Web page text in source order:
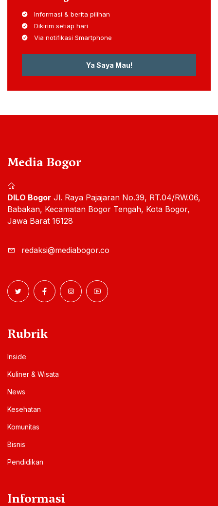
Informasi & berita pilihan
Dikirim setiap hari
Via notifikasi Smartphone
Ya Saya Mau!
Media Bogor
DILO Bogor Jl. Raya Pajajaran No.39, RT.04/RW.06,
Babakan, Kecamatan Bogor Tengah, Kota Bogor,
Jawa Barat 16128
redaksi@mediabogor.co
Rubrik
Inside
Kuliner & Wisata
News
Kesehatan
Komunitas
Bisnis
Pendidikan
Informasi